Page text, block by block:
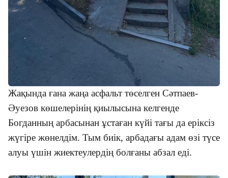
Жақында ғана жаңа асфальт төселген Сәтпаев-
Әуезов көшелерінің қиылысына келгенде
Богданның арбасынан ұстаған күйі тағы да еріксіз
жүгіре жөнелдім. Тым биік, арбадағы адам өзі түсе
алуы үшін жиектеулердің болғаны абзал еді.